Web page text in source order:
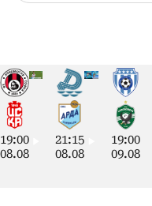
19:00
08.08
21:15
08.08
19:00
09.08